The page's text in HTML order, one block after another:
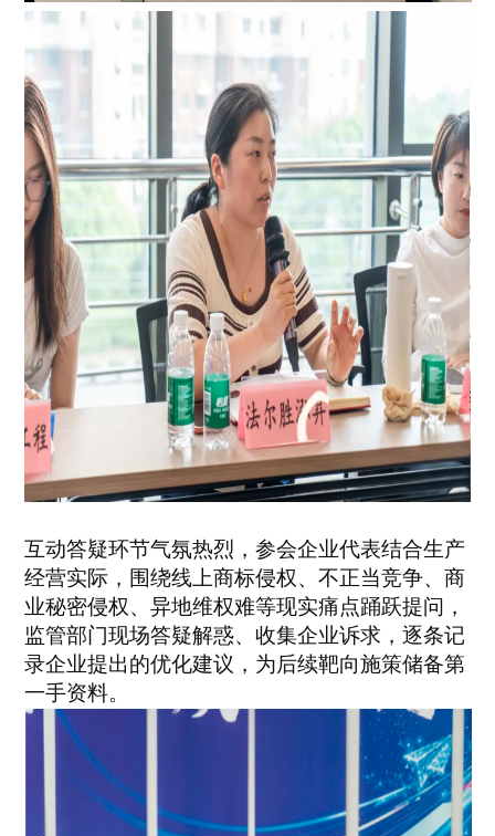
互动答疑环节气氛热烈，参会企业代表结合生产
经营实际，围绕线上商标侵权、不正当竞争、商
业秘密侵权、异地维权难等现实痛点踊跃提问，
监管部门现场答疑解惑、收集企业诉求，逐条记
录企业提出的优化建议，为后续靶向施策储备第
一手资料。